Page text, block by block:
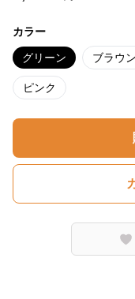
カラー
グリーン ブラウン
ピンク